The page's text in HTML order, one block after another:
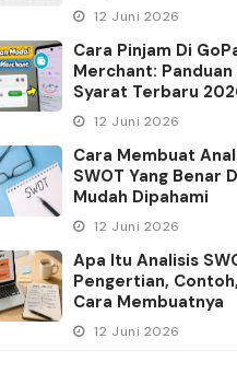
12 Juni 2026
Cara Pinjam Di
Merchant: Panduan
Syarat Terbaru
12 Juni 2026
Cara Membuat
SWOT Yang Benar
Mudah Dipahami
12 Juni 2026
Apa Itu Analisis
Pengertian,
Cara Membuatnya
12 Juni 2026